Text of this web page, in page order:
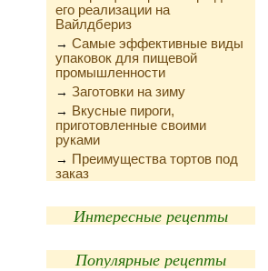
его реализации на
Вайлдбериз
→ Самые эффективные виды
упаковок для пищевой
промышленности
→ Заготовки на зиму
→ Вкусные пироги,
приготовленные своими
руками
→ Преимущества тортов под
заказ
Интересные рецепты
Популярные рецепты